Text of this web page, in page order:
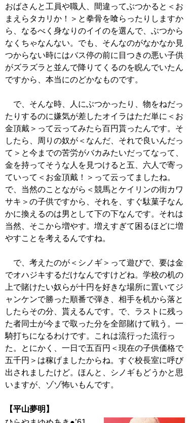
おばさんと工員や職人、間違ってぶつかると＜お
まえらタカリか！＞と拳骨を喰らったりしますか
ら、なるべく身なりのイイのを選んで、ぶつから
なくちゃなんない。でも、そんなのがなかなか見
つからない時にはバス停の前に目つきの悪い子供
がズラズラと並んで降りてくるのを睨んでいたん
ですから、本当にのどかなものです。
で、そんな時、人にぶつかったり、物をねだっ
たりするのに嫌気が差したオイラはただ単に＜お
金頂戴＞って云ってみたら百円貰ったんです。そ
したら、周りの奴が＜なんだ、それで良いんだっ
て＞と今までの苦労がバカみたいだってなって、
金を持ってそうな人を見つけると五、六人で寄っ
ていって＜お金頂戴！＞って云ってましたね。
で、当然のことながら＜競馬とケイリンの街カワ
サキ＞の子供ですから、それを、すぐ駄菓子なん
かに換えるのは男として下の下なんです。それは
当然、そこから増やす。増えすぎて困るほどに増
やすことを考えるんですね。
で、考えたのが＜シノギ＞って遊びで、要は金
でオハジキするだけなんですけどね。学校の机の
上で賭けたい奴らが十円を好きな場所に置いてジ
ャンケンで勝った順番で弾き、相手を机から落と
したらその分、貰えるんです。で、ラストに残っ
た者同士が今まで取った分を全部賭けて戦う。一
騎打ちになるわけです。これは流行った流行っ
た。とにかく、一日で五百円＜現在の子供価格で
五千円＞は稼げましたからね。すぐ校長室に呼び
出されましたけど。ほんと、シノギもどうかと思
いますが、ゾゾ怖いもんです。
【平山夢明】